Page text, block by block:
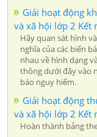
Giải hoạt động
và xã hội lớp 2 Kết
Hãy quan sát hình
nghĩa của các biển
nhau về hình dạng
thông dưới đây vào
báo nguy hiểm.
Giải hoạt động
và xã hội lớp 2 Kết
Hoàn thành bảng